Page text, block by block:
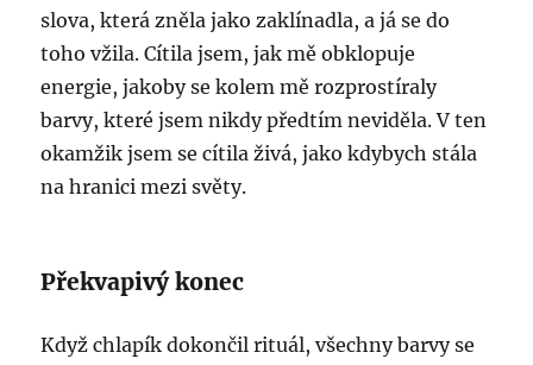
slova, která zněla jako zaklínadla, a já se do
toho vžila. Cítila jsem, jak mě obklopuje
energie, jakoby se kolem mě rozprostíraly
barvy, které jsem nikdy předtím neviděla. V ten
okamžik jsem se cítila živá, jako kdybych stála
na hranici mezi světy.
Překvapivý konec
Když chlapík dokončil rituál, všechny barvy se